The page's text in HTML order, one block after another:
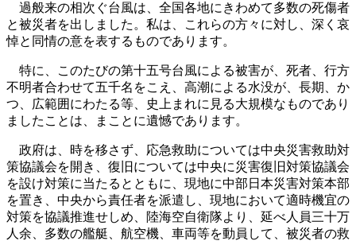
過般来の相次ぐ台風は、全国各地にきわめて多数の死傷者
と被災者を出しました。私は、これらの方々に対し、深く哀
悼と同情の意を表するものであります。
特に、このたびの第十五号台風による被害が、死者、行方
不明者合わせて五千名をこえ、高潮による水没が、長期、か
つ、広範囲にわたる等、史上まれに見る大規模なものであり
ましたことは、まことに遺憾であります。
政府は、時を移さず、応急救助については中央災害救助対
策協議会を開き、復旧については中央に災害復旧対策協議会
を設け対策に当たるとともに、現地に中部日本災害対策本部
を置き、中央から責任者を派遣し、現地において適時機宜の
対策を協議推進せしめ、陸海空自衛隊より、延べ人員三十万
人余、多数の艦艇、航空機、車両等を動員して、被災者の救